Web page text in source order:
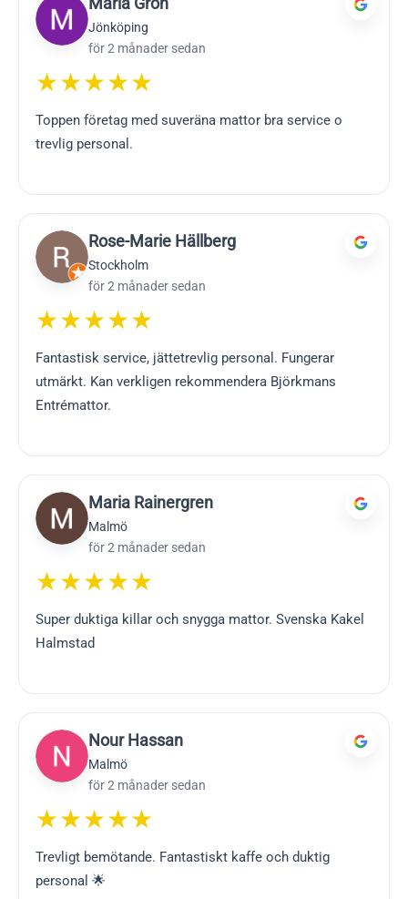
Jönköping
för 2 månader sedan
★★★★★
Toppen företag med suveräna mattor bra service o
trevlig personal.
Rose-Marie Hällberg
Stockholm
för 2 månader sedan
★★★★★
Fantastisk service, jättetrevlig personal. Fungerar
utmärkt. Kan verkligen rekommendera Björkmans
Entrémattor.
Maria Rainergren
Malmö
för 2 månader sedan
★★★★★
Super duktiga killar och snygga mattor. Svenska Kakel
Halmstad
Nour Hassan
Malmö
för 2 månader sedan
★★★★★
Trevligt bemötande. Fantastiskt kaffe och duktig
personal 🌟